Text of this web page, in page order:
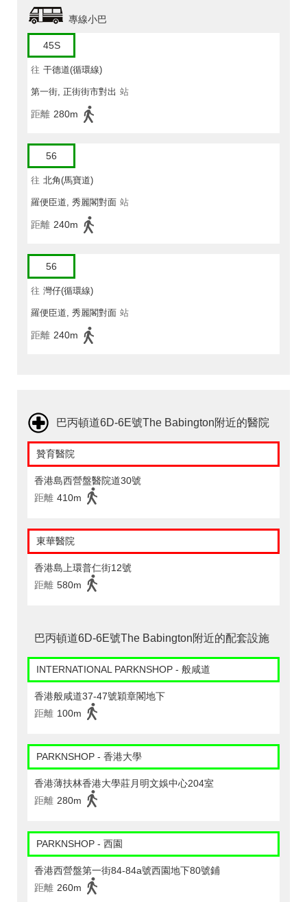
專線小巴
45S
往 干德道(循環線)
第一街, 正街街市對出 站
距離 280m
56
往 北角(馬寶道)
羅便臣道, 秀麗閣對面 站
距離 240m
56
往 灣仔(循環線)
羅便臣道, 秀麗閣對面 站
距離 240m
巴丙頓道6D-6E號The Babington附近的醫院
贊育醫院
香港島西營盤醫院道30號
距離 410m
東華醫院
香港島上環普仁街12號
距離 580m
巴丙頓道6D-6E號The Babington附近的配套設施
INTERNATIONAL PARKNSHOP - 般咸道
香港般咸道37-47號穎章閣地下
距離 100m
PARKNSHOP - 香港大學
香港薄扶林香港大學莊月明文娛中心204室
距離 280m
PARKNSHOP - 西園
香港西營盤第一街84-84a號西園地下80號鋪
距離 260m